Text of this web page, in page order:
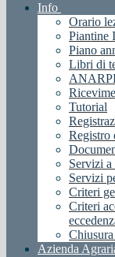
Info
Orario
Piantine
Piano
Libri di
Tutorial
Registro
Servizi a
Servizi
Criteri
Criteri
Azienda